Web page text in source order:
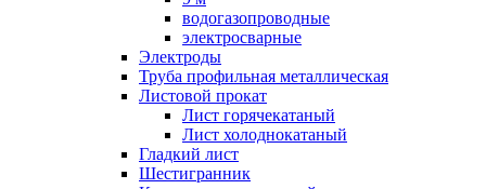
водогазопроводные
электросварные
Электроды
Труба профильная металлическая
Листовой прокат
Лист горячекатаный
Лист холоднокатаный
Гладкий лист
Шестигранник